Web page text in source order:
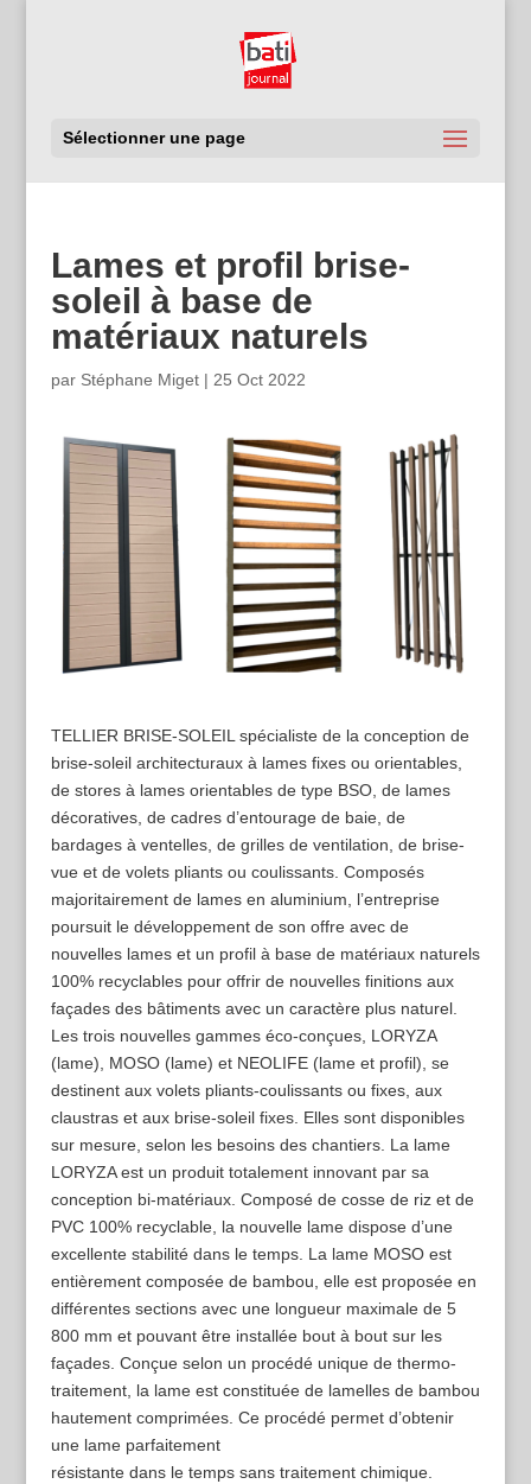
Sélectionner une page
Lames et profil brise-
soleil à base de
matériaux naturels
par Stéphane Miget| 25 Oct 2022
TELLIER BRISE-SOLEIL spécialiste de la conception de
brise-soleil architecturaux à lames fixes ou orientables,
de stores à lames orientables de type BSO, de lames
décoratives, de cadres d’entourage de baie, de
bardages à ventelles, de grilles de ventilation, de brise-
vue et de volets pliants ou coulissants. Composés
majoritairement de lames en aluminium, l’entreprise
poursuit le développement de son offre avec de
nouvelles lames et un profil à base de matériaux naturels
100% recyclables pour offrir de nouvelles finitions aux
façades des bâtiments avec un caractère plus naturel.
Les trois nouvelles gammes éco-conçues, LORYZA
(lame), MOSO (lame) et NEOLIFE (lame et profil), se
destinent aux volets pliants-coulissants ou fixes, aux
claustras et aux brise-soleil fixes. Elles sont disponibles
sur mesure, selon les besoins des chantiers. La lame
LORYZA est un produit totalement innovant par sa
conception bi-matériaux. Composé de cosse de riz et de
PVC 100% recyclable, la nouvelle lame dispose d’une
excellente stabilité dans le temps. La lame MOSO est
entièrement composée de bambou, elle est proposée en
différentes sections avec une longueur maximale de 5
800 mm et pouvant être installée bout à bout sur les
façades. Conçue selon un procédé unique de thermo-
traitement, la lame est constituée de lamelles de bambou
hautement comprimées. Ce procédé permet d’obtenir
une lame parfaitement
résistante dans le temps sans traitement chimique.